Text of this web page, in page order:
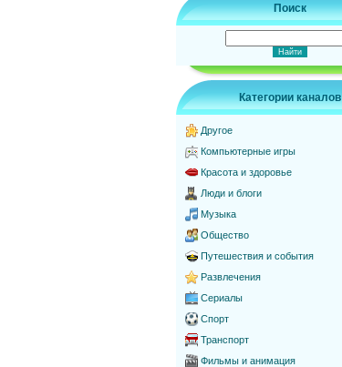
Поиск
Категории каналов
Другое
Компьютерные игры
Красота и здоровье
Люди и блоги
Музыка
Общество
Путешествия и события
Развлечения
Сериалы
Спорт
Транспорт
Фильмы и анимация